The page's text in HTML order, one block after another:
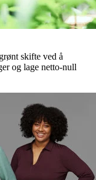
skifte ved å
og lage netto-null